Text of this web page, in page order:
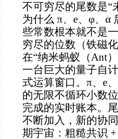
不可穷尽的尾数是“
为什么 π、e、φ、α
些常数根本就不是
穷尽的位数（铁磁
在“纳米蚂蚁（Ant
一台巨大的量子自
式运算窗口。π、e
的无限不循环小数
完成的实时账本。
不断加入，新的协
期宇宙：粗糙共识 +